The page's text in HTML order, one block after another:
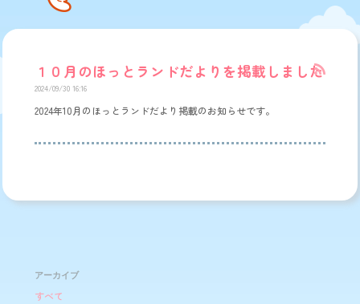
１０月のほっとランドだよりを掲載しました
2024/09/30 16:16
2024年10月のほっとランドだより掲載のお知らせです。
アーカイブ
すべて